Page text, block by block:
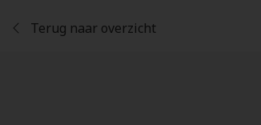
Terug naar overzicht